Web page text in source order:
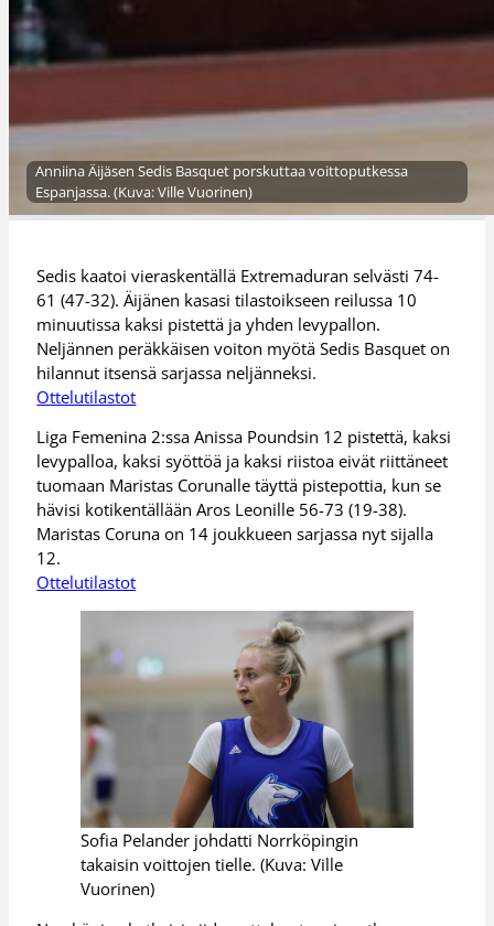
Anniina Äijäsen Sedis Basquet porskuttaa voittoputkessa
Espanjassa. (Kuva: Ville Vuorinen)
Sedis kaatoi vieraskentällä Extremaduran selvästi 74-
61 (47-32). Äijänen kasasi tilastoikseen reilussa 10
minuutissa kaksi pistettä ja yhden levypallon.
Neljännen peräkkäisen voiton myötä Sedis Basquet on
hilannut itsensä sarjassa neljänneksi.
Ottelutilastot
Liga Femenina 2:ssa Anissa Poundsin 12 pistettä, kaksi
levypalloa, kaksi syöttöä ja kaksi riistoa eivät riittäneet
tuomaan Maristas Corunalle täyttä pistepottia, kun se
hävisi kotikentällään Aros Leonille 56-73 (19-38).
Maristas Coruna on 14 joukkueen sarjassa nyt sijalla
12.
Ottelutilastot
Sofia Pelander johdatti Norrköpingin
takaisin voittojen tielle. (Kuva: Ville
Vuorinen)